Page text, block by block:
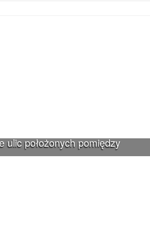
ulic położonych pomiędzy
używa cookies i
akceptacji może spowodować niewłaściwe